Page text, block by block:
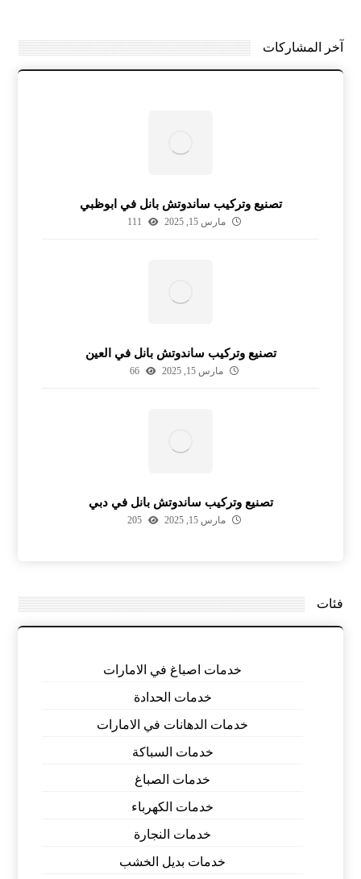
آخر المشاركات
تصنيع وتركيب ساندوتش بانل في ابوظبي
مارس 15, 2025 111
تصنيع وتركيب ساندوتش بانل في العين
مارس 15, 2025 66
تصنيع وتركيب ساندوتش بانل في دبي
مارس 15, 2025 205
فئات
خدمات اصباغ في الامارات
خدمات الحدادة
خدمات الدهانات في الامارات
خدمات السباكة
خدمات الصباغ
خدمات الكهرباء
خدمات النجارة
خدمات بديل الخشب